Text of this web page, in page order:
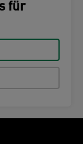
für